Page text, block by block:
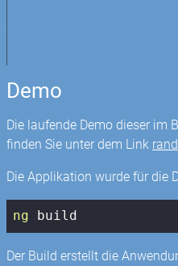
Demo
Die laufende Demo dieser im
finden Sie unter dem Link
Die Applikation wurde für die
ng build
Der Build erstellt die